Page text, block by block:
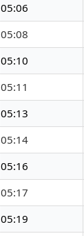
05:06
05:08
05:10
05:11
05:13
05:14
05:16
05:17
05:19